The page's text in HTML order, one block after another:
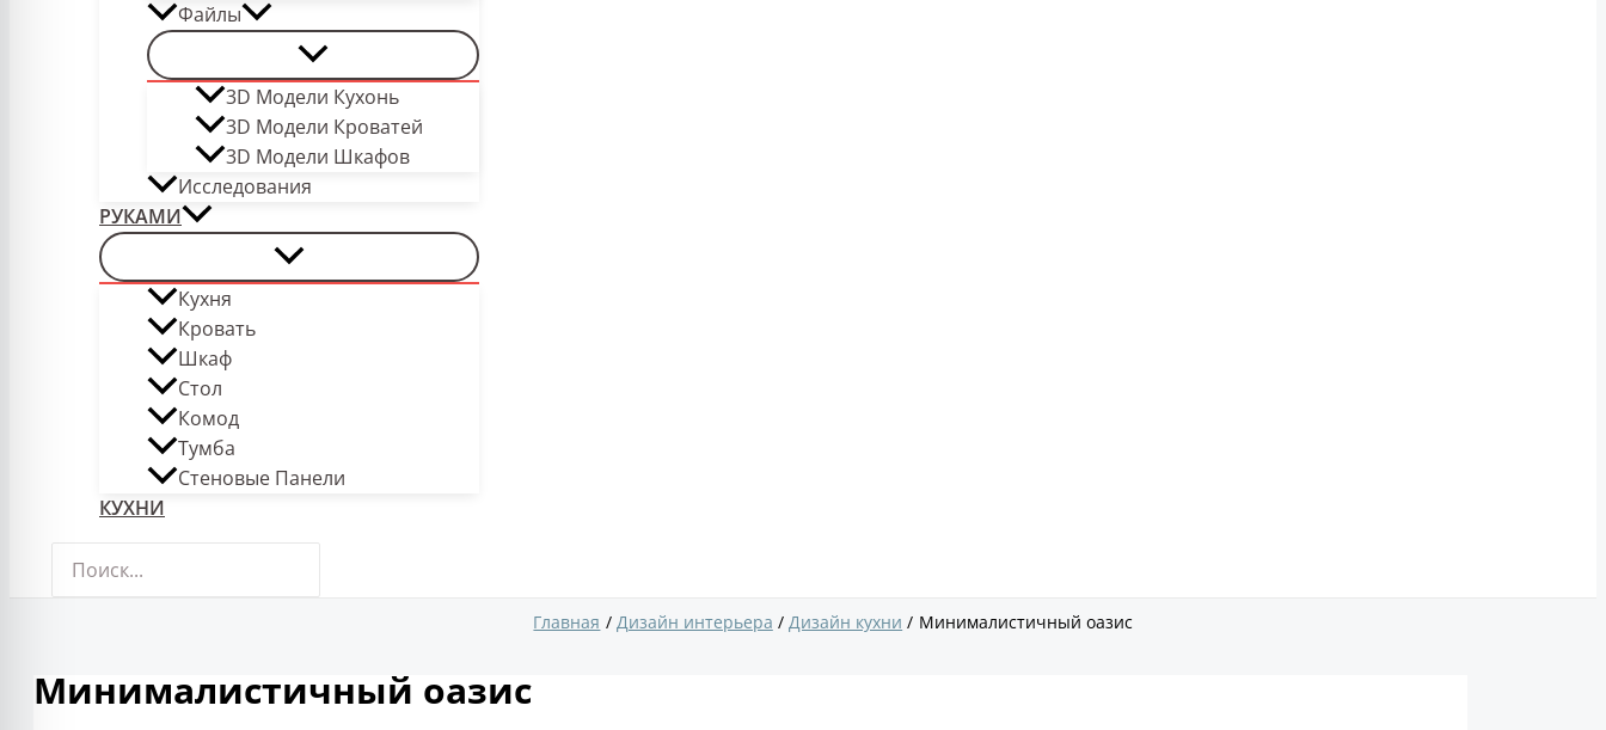
Файлы
3D Модели Кухонь
3D Модели Кроватей
3D Модели Шкафов
Исследования
РУКАМИ
Кухня
Кровать
Шкаф
Стол
Комод
Тумба
Стеновые Панели
КУХНИ
Главная Дизайн интерьера Дизайн кухни Минималистичный оазис
Минималистичный оазис